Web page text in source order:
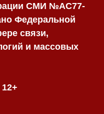
СМИ №AC77-
Федеральной
связи,
и массовых